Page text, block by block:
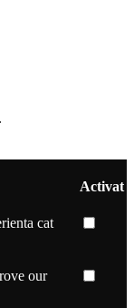
Activat
cat
our